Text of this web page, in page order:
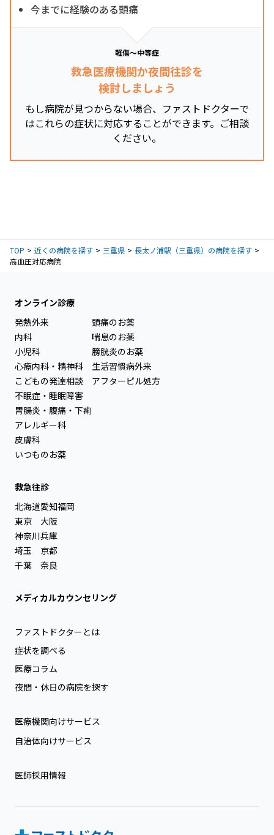
今までに経験のある頭痛
軽傷～中等症
救急医療機関か夜間往診を
検討しましょう
もし病院が見つからない場合、ファストドクターで
はこれらの症状に対応することができます。ご相談
ください。
TOP 近くの病院を探す 三重県
長太ノ浦駅（三重県）の病院を探す
高血圧対応病院
オンライン診療
発熱外来
内科
小児科
心療内科・精神科
こどもの発達相談
不眠症・睡眠障害
胃腸炎・腹痛・下痢
アレルギー科
皮膚科
いつものお薬
頭痛のお薬
喘息のお薬
膀胱炎のお薬
生活習慣病外来
アフターピル処方
救急往診
北海道
東京
神奈川
埼玉
千葉
愛知
大阪
兵庫
京都
奈良
福岡
メディカルカウンセリング
ファストドクターとは
症状を調べる
医療コラム
夜間・休日の病院を探す
医療機関向けサービス
自治体向けサービス
医師採用情報